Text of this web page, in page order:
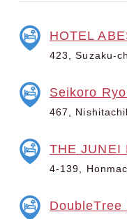
HOTEL
423, Suzaku-
Seikoro
467,
THE JUNEI
4-139,